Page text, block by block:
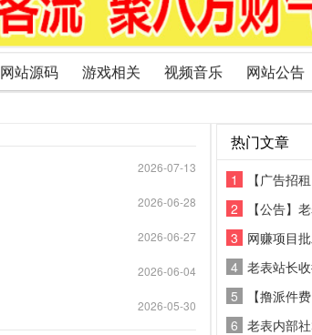
网站源码 游戏相关 视频音乐 网站公告
2026-07-13
2026-06-28
2026-06-27
2026-06-04
2026-05-30
热门文章
1
【广告招
2
【公告】
3 网赚项目
4 老表站长
5
【撸派件
6 老表内部